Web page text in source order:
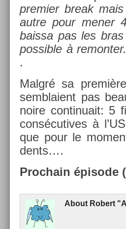
pre­mi­er break
autre pour mener
bais­sa pas les
pos­sible à
.
Malgré sa
semblaient pas
noire con­tinuait: 5
con­sécutives à
que pour le
dents….
Pro­chain épisode
About Robert